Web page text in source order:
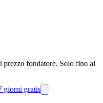
prezzo fondatore. Solo fino al
giorni gratis